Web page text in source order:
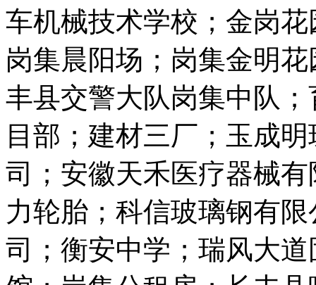
车机械技术学校；金岗
岗集晨阳场；岗集金明
丰县交警大队岗集中队
目部；建材三厂；玉成
司；安徽天禾医疗器械
力轮胎；科信玻璃钢有
司；衡安中学；瑞风大